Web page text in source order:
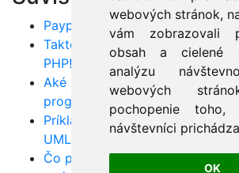
webových stránok,
vám zobrazovali
obsah a cielené
analýzu
webových
pochopenie toho,
návštevníci
OK
Paypal ako platobná brána pre
Takto si vytvoríte prvú web
PHP!
Aké sú najčastejšie chyby
programátorov?
Príklady otázok zo skúšky
UML Professional? Trúfate si?
Čo ponúka framework